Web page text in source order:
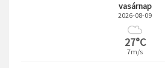
vasárnap
2026-08-09
27°C
7m/s